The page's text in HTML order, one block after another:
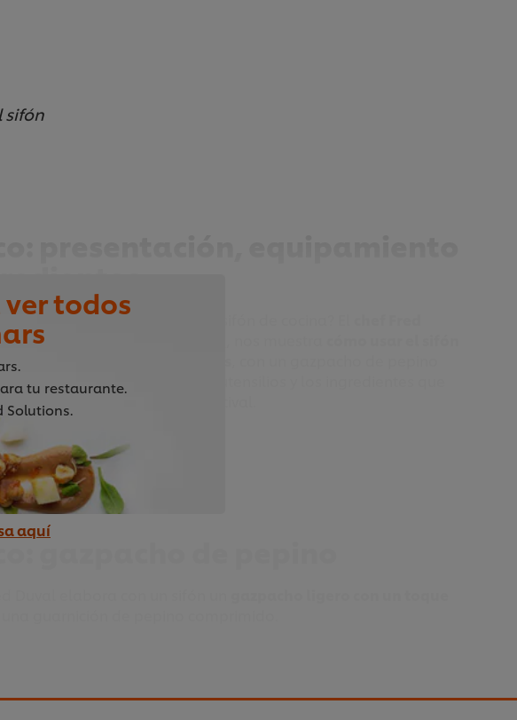
sifón
lo que puedes hacer con un sifón de cocina? El
de cocina de
o para crear cremas y sopas
perfecto. Te mostrará los utensilios y los ingredientes que
crear esta ligera crema estival.
gazpacho de pepino
todos
tu restaurante.
Solutions.
aquí